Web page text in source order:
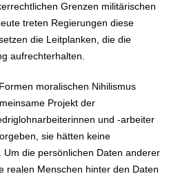
Grenzen militärischen
treten Regierungen diese
die Leitplanken, die die
aufrechterhalten.
moralischen Nihilismus
Projekt der
und -arbeiter
sie hätten keine
Um die persönlichen Daten anderer
realen Menschen hinter den Daten